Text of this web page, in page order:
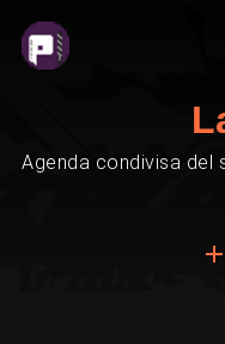
Agenda condivisa